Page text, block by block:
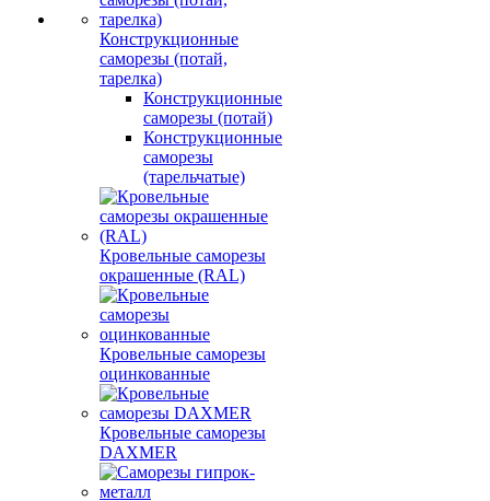
Конструкционные
саморезы (потай,
тарелка)
Конструкционные
саморезы (потай)
Конструкционные
саморезы
(тарельчатые)
Кровельные саморезы
окрашенные (RAL)
Кровельные саморезы
оцинкованные
Кровельные саморезы
DAXMER